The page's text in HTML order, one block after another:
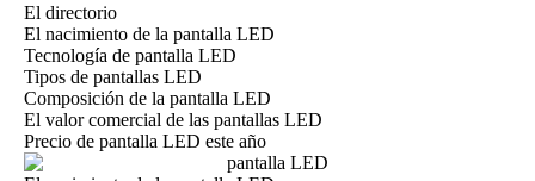
El directorio
El nacimiento de la pantalla LED
Tecnología de pantalla LED
Tipos de pantallas LED
Composición de la pantalla LED
El valor comercial de las pantallas LED
Precio de pantalla LED este año